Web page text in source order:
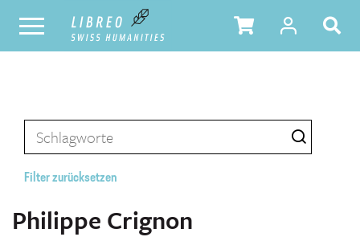
Filter zurücksetzen
Philippe Crignon